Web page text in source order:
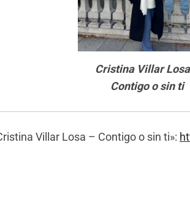
Cristina Villar
Contigo o sin ti
Villar Losa – Contigo o sin ti»: